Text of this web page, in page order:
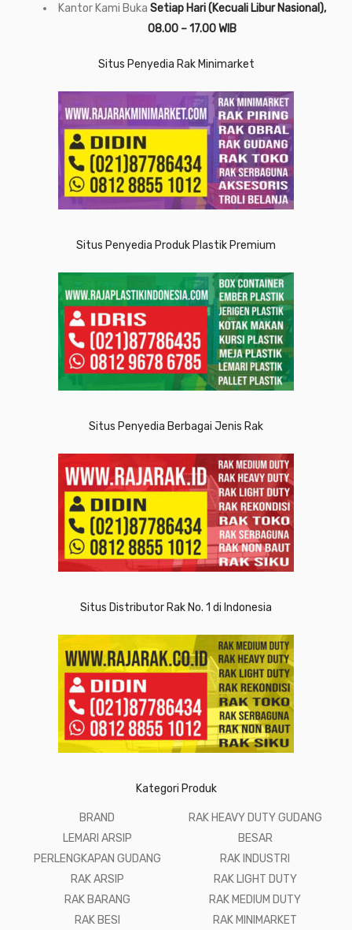
Kantor Kami Buka Setiap Hari (Kecuali Libur Nasional),
08.00 – 17.00 WIB
Situs Penyedia Rak Minimarket
Situs Penyedia Produk Plastik Premium
Situs Penyedia Berbagai Jenis Rak
Situs Distributor Rak No. 1 di Indonesia
Kategori Produk
BRAND
LEMARI ARSIP
PERLENGKAPAN GUDANG
RAK ARSIP
RAK BARANG
RAK BESI
RAK HEAVY DUTY GUDANG
BESAR
RAK INDUSTRI
RAK LIGHT DUTY
RAK MEDIUM DUTY
RAK MINIMARKET